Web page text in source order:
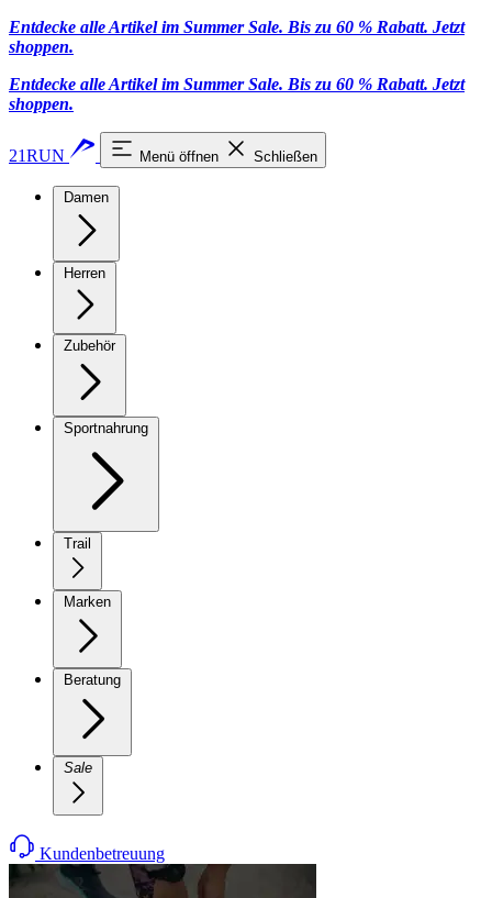
Entdecke alle Artikel im Summer Sale. Bis zu 60 % Rabatt. Jetzt
shoppen.
Entdecke alle Artikel im Summer Sale. Bis zu 60 % Rabatt. Jetzt
shoppen.
21RUN Menü öffnen Schließen
Damen
Herren
Zubehör
Sportnahrung
Trail
Marken
Beratung
Sale
Kundenbetreuung